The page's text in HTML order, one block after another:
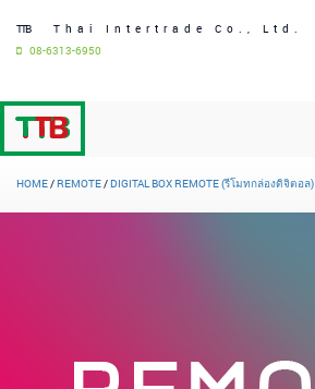
TTB Thai Intertrade Co., Ltd.
08-6313-6950
HOME /REMOTE /DIGITAL BOX REMOTE (รีโมทกล่องดิจิตอล)